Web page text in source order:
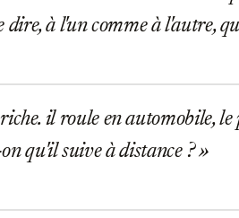
dire, à l'un comme à l'autre,
il roule en automobile,
qu'il suive à distance ?